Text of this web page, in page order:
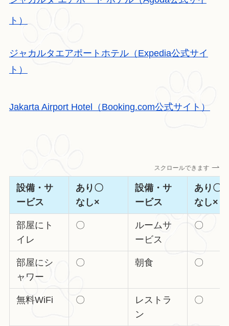
ト）
ジャカルタエアポートホテル（Expedia公式サイ
ト）
Jakarta Airport Hotel（Booking.com公式サイト）
スクロールできます
設備・サ
ービス
あり〇
なし×
設備・サ
ービス
あり
なし×
部屋にト
イレ
〇
ルームサ
ービス
〇
部屋にシ
ャワー
〇 朝食 〇
無料WiFi 〇
レストラ
ン
〇